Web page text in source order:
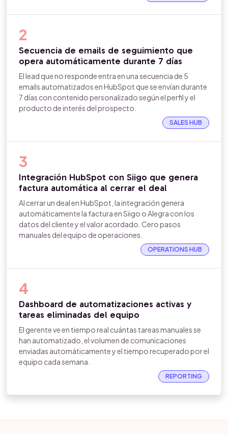
2
Secuencia de emails de seguimiento que
opera automáticamente durante 7 días
El lead que no responde entra en una secuencia de 5
emails automatizados en HubSpot que se envían durante
7 días con contenido personalizado según el perfil y el
producto de interés del prospecto.
SALES HUB
3
Integración HubSpot con Siigo que genera
factura automática al cerrar el deal
Al cerrar un deal en HubSpot, la integración genera
automáticamente la factura en Siigo o Alegra con los
datos del cliente y el valor acordado. Cero pasos
manuales del equipo de operaciones.
OPERATIONS HUB
4
Dashboard de automatizaciones activas y
tareas eliminadas del equipo
El gerente ve en tiempo real cuántas tareas manuales se
han automatizado, el volumen de comunicaciones
enviadas automáticamente y el tiempo recuperado por el
equipo cada semana.
REPORTING